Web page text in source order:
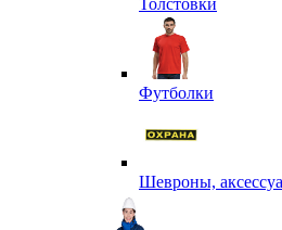
Толстовки
Футболки
Шевроны,